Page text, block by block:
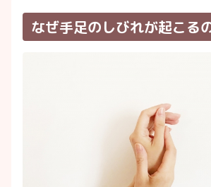
なぜ手足のしびれが起こる